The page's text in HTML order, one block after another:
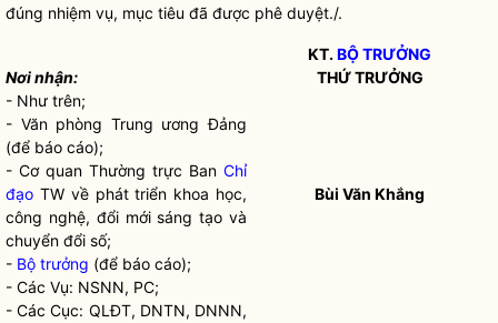
đúng nhiệm vụ, mục tiêu đã được phê duyệt./.
Nơi nhận:
- Như trên;
- Văn phòng Trung ương Đảng
(để báo cáo);
- Cơ quan Thường trực Ban Chỉ
đạo TW về phát triển khoa học,
công nghệ, đổi mới sáng tạo và
chuyển đổi số;
- Bộ trưởng (để báo cáo);
- Các Vụ: NSNN, PC;
- Các Cục: QLĐT, DNTN, DNNN,
KT.BỘ TRƯỞNG
THỨ TRƯỞNG
Bùi Văn Khắng